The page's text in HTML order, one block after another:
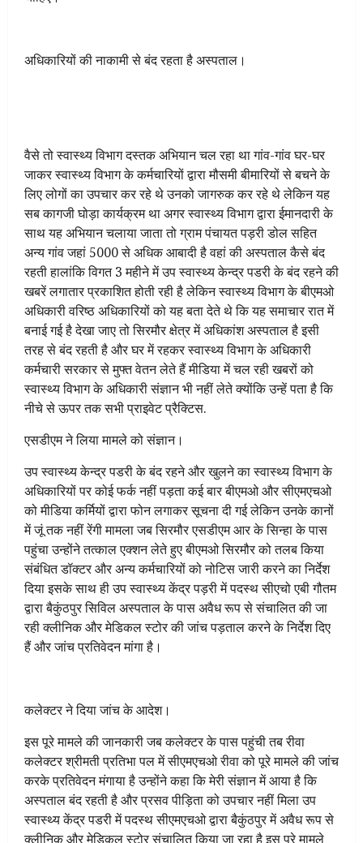
अधिकारियों की नाकामी से बंद रहता है अस्पताल।
वैसे तो स्वास्थ्य विभाग दस्तक अभियान चल रहा था गांव-गांव घर-घर
जाकर स्वास्थ्य विभाग के कर्मचारियों द्वारा मौसमी बीमारियों से बचने के
लिए लोगों का उपचार कर रहे थे उनको जागरुक कर रहे थे लेकिन यह
सब कागजी घोड़ा कार्यक्रम था अगर स्वास्थ्य विभाग द्वारा ईमानदारी के
साथ यह अभियान चलाया जाता तो ग्राम पंचायत पड़री डोल सहित
अन्य गांव जहां 5000 से अधिक आबादी है वहां की अस्पताल कैसे बंद
रहती हालांकि विगत 3 महीने में उप स्वास्थ्य केन्द्र पडरी के बंद रहने की
खबरें लगातार प्रकाशित होती रही है लेकिन स्वास्थ्य विभाग के बीएमओ
अधिकारी वरिष्ठ अधिकारियों को यह बता देते थे कि यह समाचार रात में
बनाई गई है देखा जाए तो सिरमौर क्षेत्र में अधिकांश अस्पताल है इसी
तरह से बंद रहती है और घर में रहकर स्वास्थ्य विभाग के अधिकारी
कर्मचारी सरकार से मुफ्त वेतन लेते हैं मीडिया में चल रही खबरों को
स्वास्थ्य विभाग के अधिकारी संज्ञान भी नहीं लेते क्योंकि उन्हें पता है कि
नीचे से ऊपर तक सभी प्राइवेट प्रैक्टिस.
एसडीएम ने लिया मामले को संज्ञान।
उप स्वास्थ्य केन्द्र पडरी के बंद रहने और खुलने का स्वास्थ्य विभाग के
अधिकारियों पर कोई फर्क नहीं पड़ता कई बार बीएमओ और सीएमएचओ
को मीडिया कर्मियों द्वारा फोन लगाकर सूचना दी गई लेकिन उनके कानों
में जूं तक नहीं रेंगी मामला जब सिरमौर एसडीएम आर के सिन्हा के पास
पहुंचा उन्होंने तत्काल एक्शन लेते हुए बीएमओ सिरमौर को तलब किया
संबंधित डॉक्टर और अन्य कर्मचारियों को नोटिस जारी करने का निर्देश
दिया इसके साथ ही उप स्वास्थ्य केंद्र पड़री में पदस्थ सीएचो एबी गौतम
द्वारा बैकुंठपुर सिविल अस्पताल के पास अवैध रूप से संचालित की जा
रही क्लीनिक और मेडिकल स्टोर की जांच पड़ताल करने के निर्देश दिए
हैं और जांच प्रतिवेदन मांगा है।
कलेक्टर ने दिया जांच के आदेश।
इस पूरे मामले की जानकारी जब कलेक्टर के पास पहुंची तब रीवा
कलेक्टर श्रीमती प्रतिभा पल में सीएमएचओ रीवा को पूरे मामले की जांच
करके प्रतिवेदन मंगाया है उन्होंने कहा कि मेरी संज्ञान में आया है कि
अस्पताल बंद रहती है और प्रसव पीड़िता को उपचार नहीं मिला उप
स्वास्थ्य केंद्र पडरी में पदस्थ सीएमएचओ द्वारा बैकुंठपुर में अवैध रूप से
क्लीनिक और मेडिकल स्टोर संचालित किया जा रहा है इस पूरे मामले